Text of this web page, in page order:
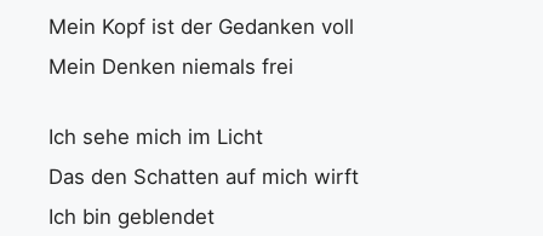
Mein Kopf ist der Gedanken voll
Mein Denken niemals frei
Ich sehe mich im Licht
Das den Schatten auf mich wirft
Ich bin geblendet